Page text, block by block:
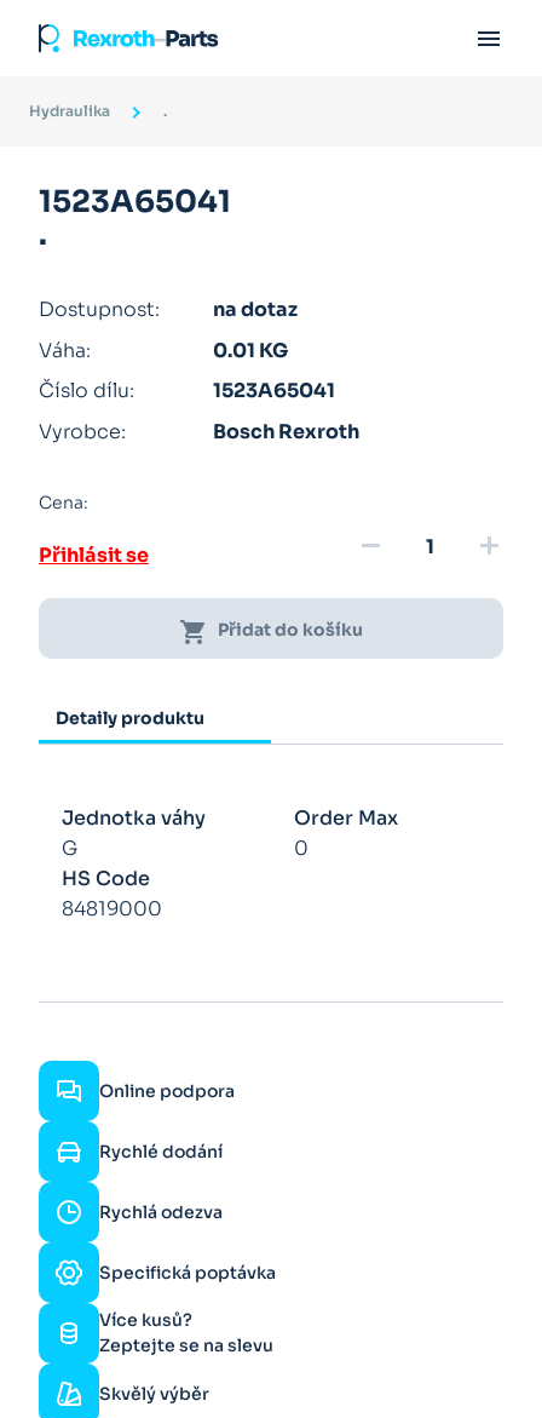

Hydraulika .
1523A65041
.
Dostupnost:
na dotaz
Váha:
0.01 KG
Číslo dílu:
1523A65041
Vyrobce:
Bosch Rexroth
Cena:
Přihlásit se remove add
shopping_cart Přidat do košíku
Detaily produktu
Jednotka váhy
G
Order Max
0
HS Code
84819000
Online podpora
Rychlé dodání
Rychlá odezva
Specifická poptávka
Více kusů?
Zeptejte se na slevu
Skvělý výběr